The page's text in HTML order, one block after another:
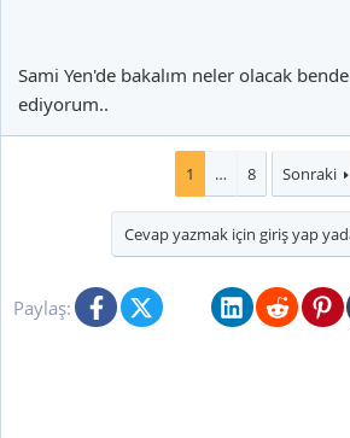
Sami Yen'de bakalım neler olacak
ediyorum..
1 … 8 Sonraki
Cevap yazmak için giriş yap
Paylaş: FacebookX (Twitter)BlueskyLinkedInReddit